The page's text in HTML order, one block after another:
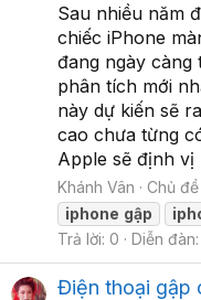
Sau nhiều năm
chiếc iPhone
đang ngày
phân tích mới
này dự kiến sẽ
cao chưa từng
Apple sẽ định vị
Khánh Vân Chủ đề
iphone gập
Trả lời: 0
Diễn đàn:
Điện thoại gập